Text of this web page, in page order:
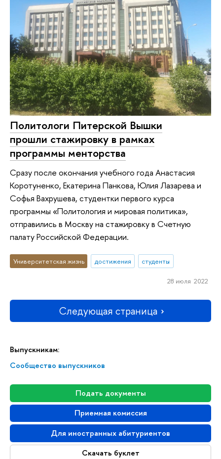
Выпускникам:
Сообщество выпускников
Подать документы
Приемная комиссия
Для иностранных абитуриентов
Скачать буклет
Политологи Питерской Вышки
прошли стажировку в рамках
программы менторства
Сразу после окончания учебного года Анастасия
Коротуненко, Екатерина Панкова, Юлия Лазарева и
Софья Вахрушева, студентки первого курса
программы «Политология и мировая политика»,
отправились в Москву на стажировку в Счетную
палату Российской Федерации.
Университетская жизнь достижения студенты
28 июля 2022
Следующая страница